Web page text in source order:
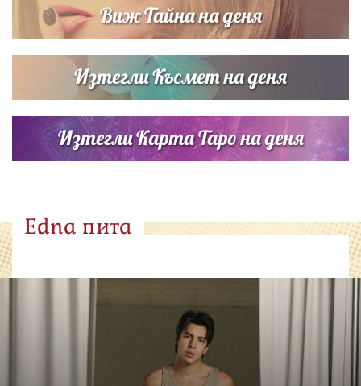
Виж Тайна на деня
Изтегли Късмет на деня
Изтегли Карта Таро на деня
Edna пита